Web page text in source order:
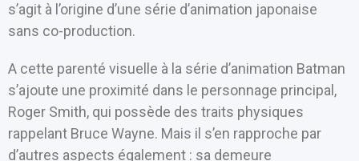
s’agit à l’origine d’une série d’animation japonaise
sans co-production.
A cette parenté visuelle à la série d’animation Batman
s’ajoute une proximité dans le personnage principal,
Roger Smith, qui possède des traits physiques
rappelant Bruce Wayne. Mais il s’en rapproche par
d’autres aspects également : sa demeure